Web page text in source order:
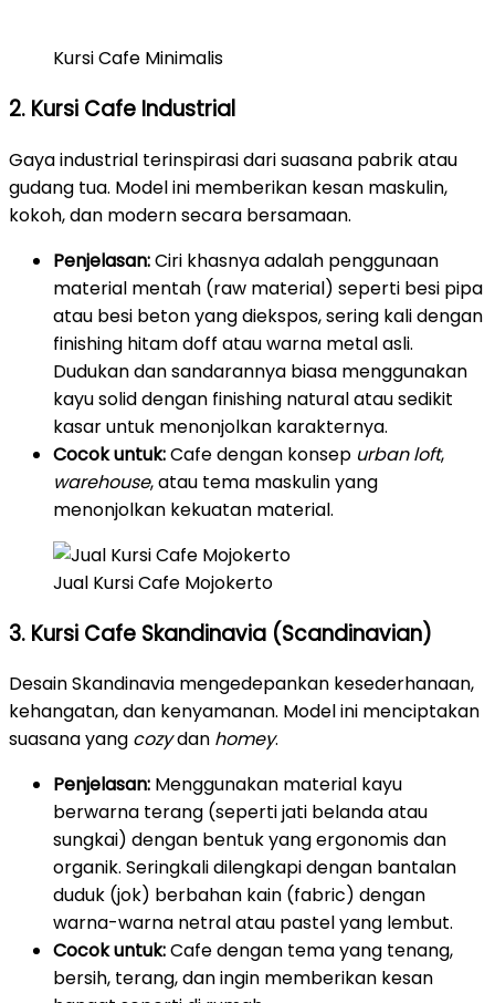
Kursi Cafe Minimalis
2. Kursi Cafe Industrial
Gaya industrial terinspirasi dari suasana pabrik atau
gudang tua. Model ini memberikan kesan maskulin,
kokoh, dan modern secara bersamaan.
Penjelasan:Ciri khasnya adalah penggunaan
material mentah (raw material) seperti besi pipa
atau besi beton yang diekspos, sering kali dengan
finishing hitam doff atau warna metal asli.
Dudukan dan sandarannya biasa menggunakan
kayu solid dengan finishing natural atau sedikit
kasar untuk menonjolkan karakternya.
Cocok untuk:Cafe dengan konsep urban loft,
warehouse, atau tema maskulin yang
menonjolkan kekuatan material.
Jual Kursi Cafe Mojokerto
3. Kursi Cafe Skandinavia (Scandinavian)
Desain Skandinavia mengedepankan kesederhanaan,
kehangatan, dan kenyamanan. Model ini menciptakan
suasana yang cozydan homey.
Penjelasan: Menggunakan material kayu
berwarna terang (seperti jati belanda atau
sungkai) dengan bentuk yang ergonomis dan
organik. Seringkali dilengkapi dengan bantalan
duduk (jok) berbahan kain (fabric) dengan
warna-warna netral atau pastel yang lembut.
Cocok untuk:Cafe dengan tema yang tenang,
bersih, terang, dan ingin memberikan kesan